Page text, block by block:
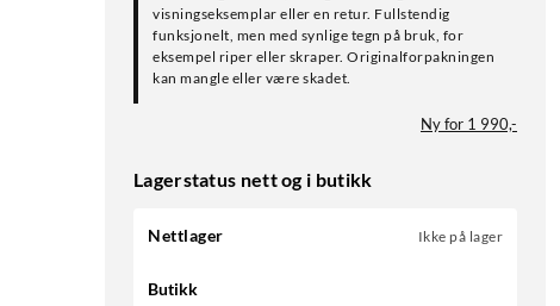
visningseksemplar eller en retur. Fullstendig
funksjonelt, men med synlige tegn på bruk, for
eksempel riper eller skraper. Originalforpakningen
kan mangle eller være skadet.
Ny for 1 990,-
Lagerstatus nett og i butikk
Nettlager Ikke på lager
Butikk